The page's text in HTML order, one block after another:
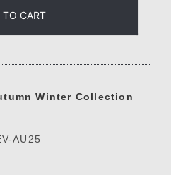
TO CART
Winter Collection
AU25